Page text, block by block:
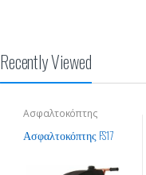
Recently Viewed
Ασφαλτοκόπτης
Ασφαλτοκόπτης FS17